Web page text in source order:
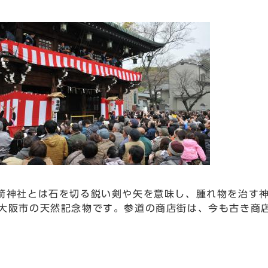
社とは石を切る鋭い剣や矢を意味し、腫れ物を治す
市の天然記念物です。参道の商店街は、今も古き商